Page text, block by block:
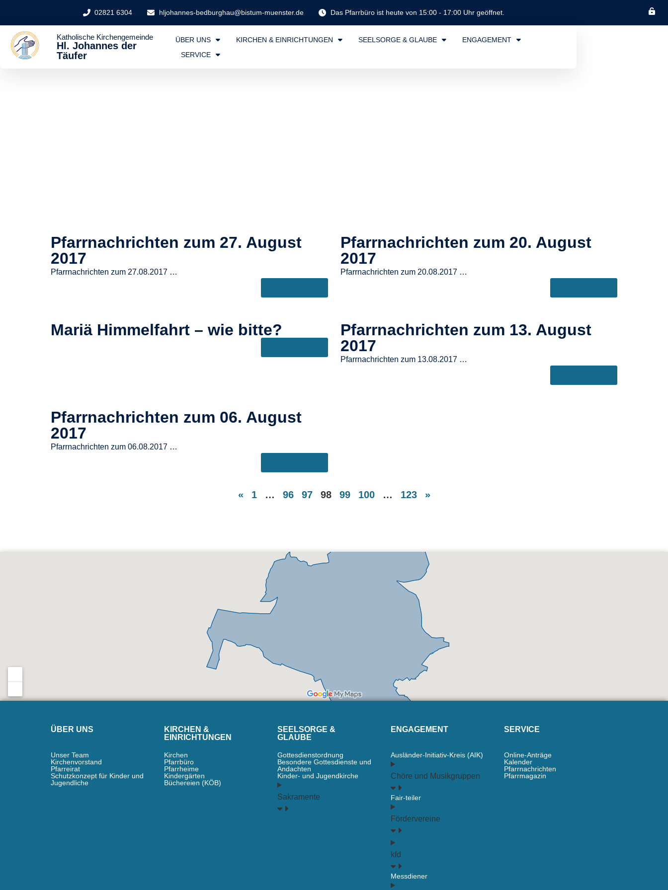
02821 6304 hljohannes-bedburghau@bistum-muenster.de Das Pfarrbüro ist heute von 15:00 - 17:00 Uhr geöffnet.
Katholische Kirchengemeinde
Hl. Johannes der
Täufer
ÜBER UNS KIRCHEN & EINRICHTUNGEN SEELSORGE & GLAUBE
ENGAGEMENT
SERVICE
Pfarrnachrichten zum 27. August
2017
Pfarrnachrichten zum 27.08.2017 …
Pfarrnachrichten zum 20. August
2017
Pfarrnachrichten zum 20.08.2017 …
Mariä Himmelfahrt – wie bitte?
Pfarrnachrichten zum 13. August
2017
Pfarrnachrichten zum 13.08.2017 …
Pfarrnachrichten zum 06. August
2017
Pfarrnachrichten zum 06.08.2017 …
« 1 … 96 97 98 99 100 … 123 »
ÜBER UNS
Unser Team
Kirchenvorstand
Pfarreirat
Schutzkonzept für Kinder und
Jugendliche
KIRCHEN &
EINRICHTUNGEN
Kirchen
Pfarrbüro
Pfarrheime
Kindergärten
Büchereien (KÖB)
SEELSORGE &
GLAUBE
Gottesdienstordnung
Besondere Gottesdienste und
Andachten
Kinder- und Jugendkirche
Sakramente
ENGAGEMENT
Ausländer-Initiativ-Kreis (AIK)
Chöre und Musikgruppen
Fair-teiler
Fördervereine
kfd
Messdiener
SERVICE
Online-Anträge
Kalender
Pfarrnachrichten
Pfarrmagazin